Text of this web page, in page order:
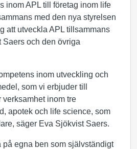
inom APL till företag inom life
med den nya styrelsen
att utveckla APL tillsammans
Saers och den övriga
inom utveckling och
som vi erbjuder till
verksamhet inom tre
apotek och life science, som
säger Eva Sjökvist Saers.
på egna ben som självständigt